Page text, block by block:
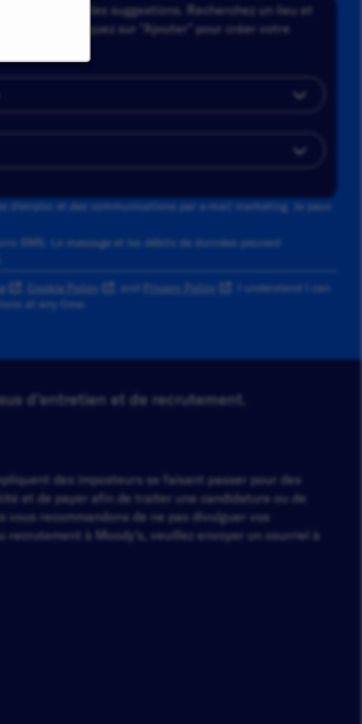
dans la liste des suggestions. Recherchez un lieu et
Enfin, cliquez sur "Ajouter" pour créer votre
d'emploi et des communications par e-mail marketing. Je peux
SMS. Le message et les débits de données peuvent
Cookie Policy , and Privacy Policy
. I understand I can
at any time.
d’entretien et de recrutement.
des imposteurs se faisant passer pour des
et de payer afin de traiter une candidature ou de
vous recommandons de ne pas divulguer vos
à Moody’s, veuillez envoyer un courriel à